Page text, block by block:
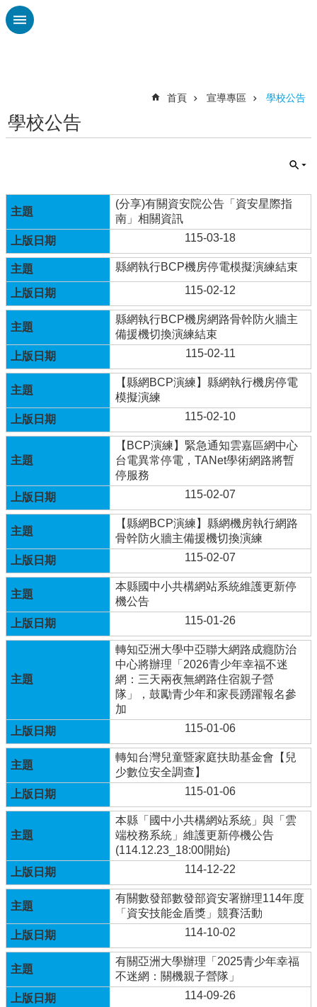
跳到主要內容區塊
認
刊
專
欄
校
園
動
行
政
處
室
課
程
區
校
務
E
化
學
校
相
關
網
頁
校
相
辦
法
規
定
縣
府
視
English
Version
課
程
總
計
畫
首頁 宣導專區 學校公告
學校公告
(分享)有關資安院公告「資安星際指
南」相關資訊
115-03-18
縣網執行BCP機房停電模擬演練結束
115-02-12
縣網執行BCP機房網路骨幹防火牆主
備援機切換演練結束
115-02-11
【縣網BCP演練】縣網執行機房停電
模擬演練
115-02-10
【BCP演練】緊急通知雲嘉區網中心
台電異常停電，TANet學術網路將暫
停服務
115-02-07
【縣網BCP演練】縣網機房執行網路
骨幹防火牆主備援機切換演練
115-02-07
本縣國中小共構網站系統維護更新停
機公告
115-01-26
轉知亞洲大學中亞聯大網路成癮防治
中心將辦理「2026青少年幸福不迷
網：三天兩夜無網路住宿親子營
隊」，鼓勵青少年和家長踴躍報名參
加
115-01-06
轉知台灣兒童暨家庭扶助基金會【兒
少數位安全調查】
115-01-06
本縣「國中小共構網站系統」與「雲
端校務系統」維護更新停機公告
(114.12.23_18:00開始)
114-12-22
有關數發部數發部資安署辦理114年度
「資安技能金盾獎」競賽活動
114-10-02
有關亞洲大學辦理「2025青少年幸福
不迷網：關機親子營隊」
114-09-26